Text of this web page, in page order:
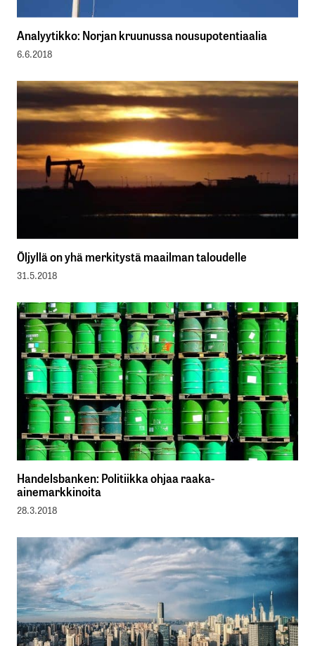
Analyytikko: Norjan kruunussa nousupotentiaalia
6.6.2018
Öljyllä on yhä merkitystä maailman taloudelle
31.5.2018
Handelsbanken: Politiikka ohjaa raaka-
ainemarkkinoita
28.3.2018